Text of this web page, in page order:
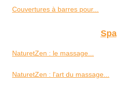
Couvertures à barres pour...
Spa
NaturetZen : le massage...
NaturetZen : l'art du massage...